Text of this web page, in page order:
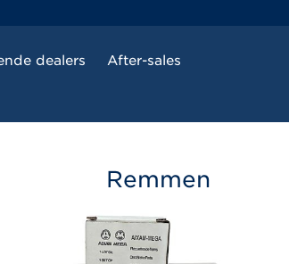
dealers After-sales
Remmen